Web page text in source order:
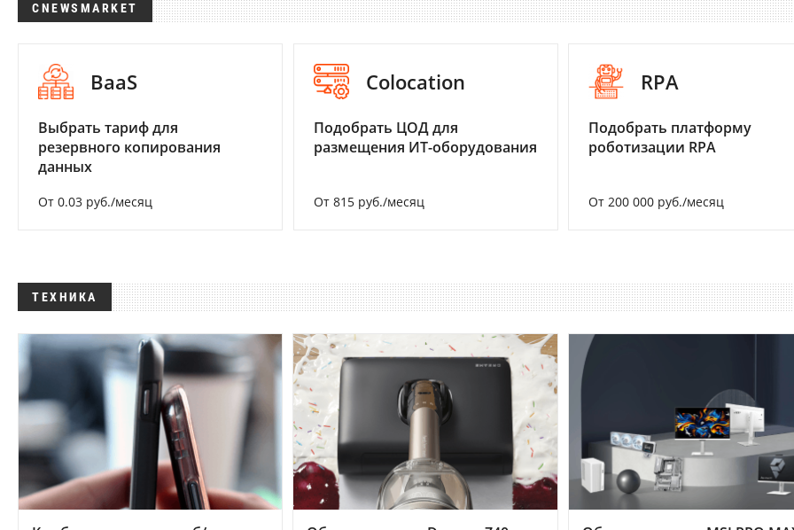
CNEWSMARKET
BaaS
Выбрать тариф для
резервного копирования
данных
От 0.03 руб./месяц
Colocation
Подобрать ЦОД для
размещения ИТ-оборудования
От 815 руб./месяц
RPA
Подобрать платформу
роботизации RPA
От 200 000 руб./месяц
ТЕХНИКА